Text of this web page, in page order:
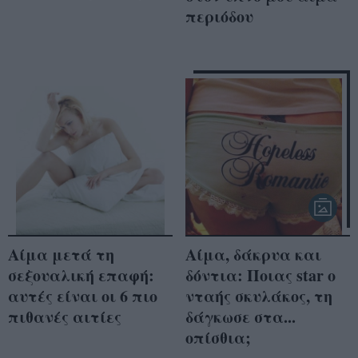
περιόδου
Αίμα μετά τη
σεξουαλική επαφή:
αυτές είναι οι 6 πιο
πιθανές αιτίες
Αίμα, δάκρυα και
δόντια: Ποιας star ο
νταής σκυλάκος, τη
δάγκωσε στα...
οπίσθια;